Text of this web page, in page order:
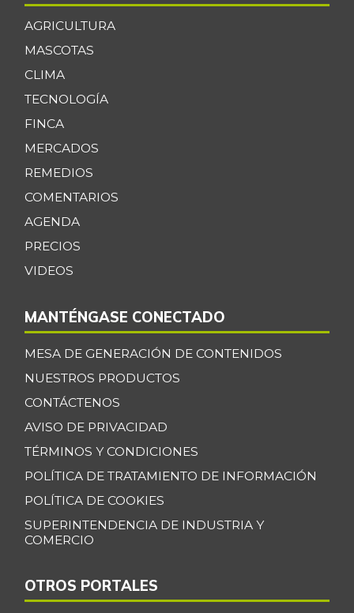
AGRICULTURA
MASCOTAS
CLIMA
TECNOLOGÍA
FINCA
MERCADOS
REMEDIOS
COMENTARIOS
AGENDA
PRECIOS
VIDEOS
MANTÉNGASE CONECTADO
MESA DE GENERACIÓN DE CONTENIDOS
NUESTROS PRODUCTOS
CONTÁCTENOS
AVISO DE PRIVACIDAD
TÉRMINOS Y CONDICIONES
POLÍTICA DE TRATAMIENTO DE INFORMACIÓN
POLÍTICA DE COOKIES
SUPERINTENDENCIA DE INDUSTRIA Y
COMERCIO
OTROS PORTALES